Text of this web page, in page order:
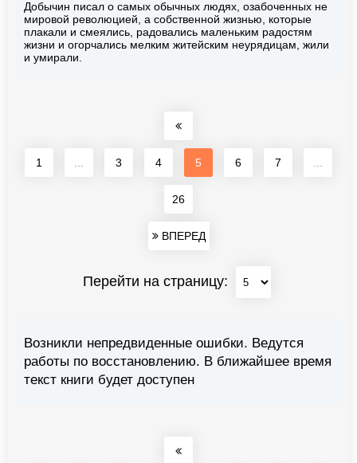
Добычин писал о самых обычных людях, озабоченных не
мировой революцией, а собственной жизнью, которые
плакали и смеялись, радовались маленьким радостям
жизни и огорчались мелким житейским неурядицам, жили
и умирали.
1 3 4 5 6 7
26
ВПЕРЕД
Перейти на страницу:
Возникли непредвиденные ошибки. Ведутся
работы по восстановлению. В ближайшее время
текст книги будет доступен